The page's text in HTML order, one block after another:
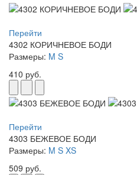
Перейти
4302 КОРИЧНЕВОЕ БОДИ
Размеры: M S
410 руб.
Перейти
4303 БЕЖЕВОЕ БОДИ
Размеры: M S XS
509 руб.